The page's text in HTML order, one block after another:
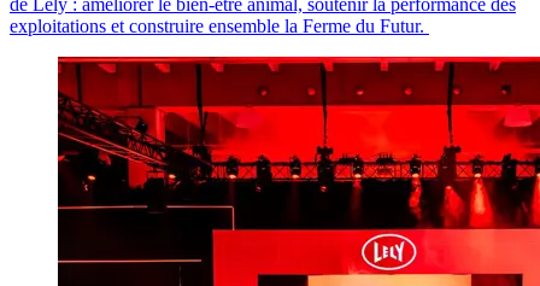
de Lely : améliorer le bien-être animal, soutenir la performance des
exploitations et construire ensemble la Ferme du Futur.